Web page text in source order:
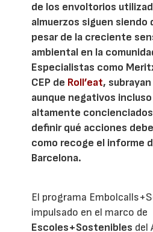
de los envoltorios
almuerzos siguen siendo
pesar de la creciente
ambiental en la
Especialistas como
CEP de Roll’eat,
aunque negativos
altamente
definir qué acciones
como recoge el informe
Barcelona.
El programa
impulsado en el marco de
Escoles+Sostenibles del